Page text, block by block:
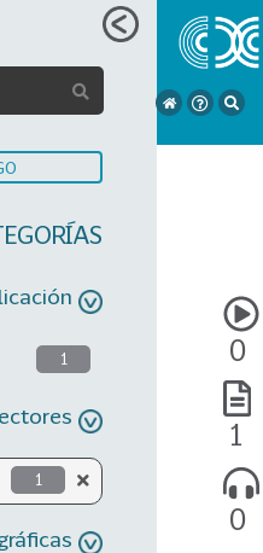
1
1
0
1
0